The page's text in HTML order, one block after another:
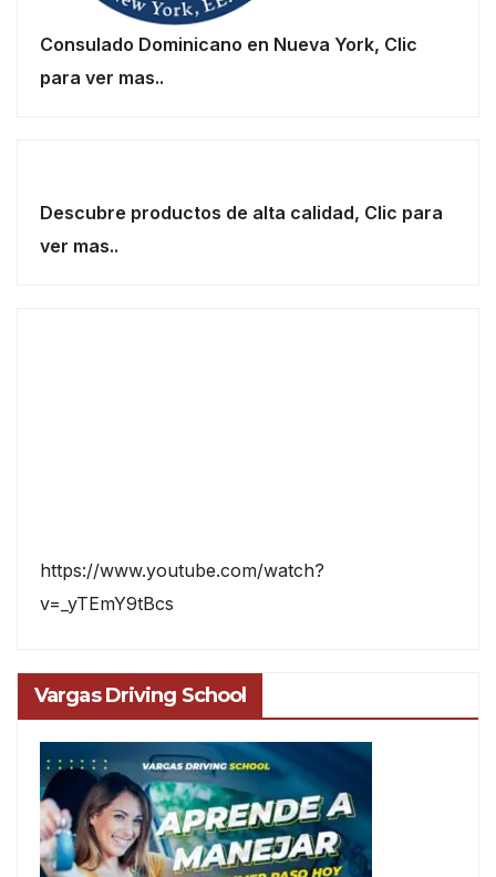
Consulado Dominicano en Nueva York, Clic
para ver mas..
Descubre productos de alta calidad, Clic para
ver mas..
https://www.youtube.com/watch?
v=_yTEmY9tBcs
Vargas Driving School